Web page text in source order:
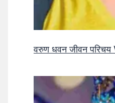
वरुण धवन जीवन